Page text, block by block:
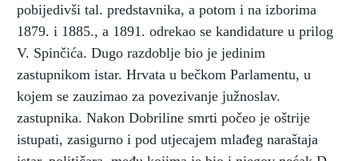
pobijedivši tal. predstavnika, a potom i na izborima
1879. i 1885., a 1891. odrekao se kandidature u prilog
V. Spinčića. Dugo razdoblje bio je jedinim
zastupnikom istar. Hrvata u bečkom Parlamentu, u
kojem se zauzimao za povezivanje južnoslav.
zastupnika. Nakon Dobriline smrti počeo je oštrije
istupati, zasigurno i pod utjecajem mlađeg naraštaja